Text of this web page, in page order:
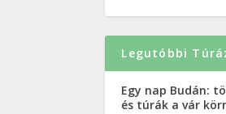
Legutóbbi
Egy nap Budán:
és túrák a vár